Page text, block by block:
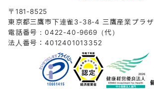
〒181-8525
東京都三鷹市下連雀3-38-4 三鷹産業プラザ
電話番号：0422-40-9669（代）
法人番号：4012401013352